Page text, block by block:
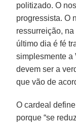
politizado. O
progressista. O
ressurreição,
último dia é fé
simplesmente a
devem ser a
que vão de
O cardeal
porque “se